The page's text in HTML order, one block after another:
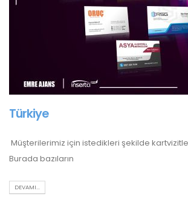
Türkiye
Müşterilerimiz için istedikleri şekilde
Burada bazıların
DEVAMI...